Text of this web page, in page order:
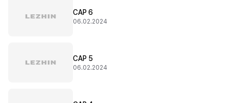
CAP 6
06.02.2024
CAP 5
06.02.2024